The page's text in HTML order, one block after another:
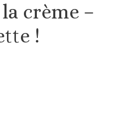
crème –
!